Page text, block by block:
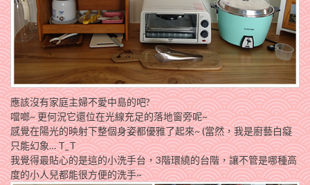
應該沒有家庭主婦不愛中島的吧?
噹啷~ 更何況它還位在光線充足的落地窗旁呢~
感覺在陽光的映射下整個身姿都優雅了起來~ (當然，我是廚藝白癡
只能幻象… T_T
我覺得最貼心的是這的小洗手台，3階環繞的台階，讓不管是哪種高
度的小人兒都能很方便的洗手~